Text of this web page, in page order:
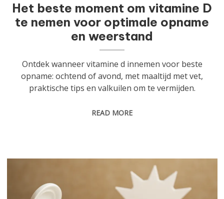
Het beste moment om vitamine D
te nemen voor optimale opname
en weerstand
Ontdek wanneer vitamine d innemen voor beste
opname: ochtend of avond, met maaltijd met vet,
praktische tips en valkuilen om te vermijden.
READ MORE